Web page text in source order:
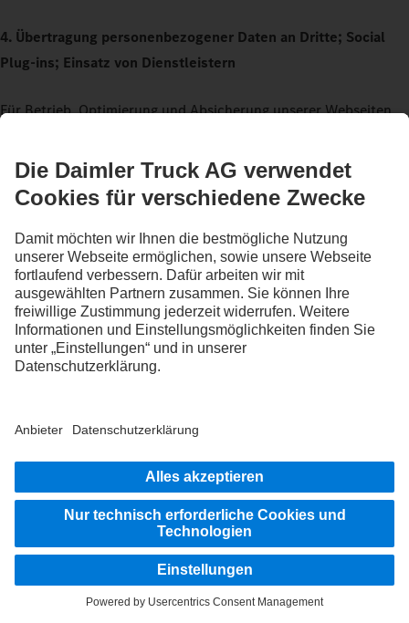
4. Übertragung personenbezogener Daten an Dritte; Social
Plug-ins; Einsatz von Dienstleistern
Für Betrieb, Optimierung und Absicherung unserer Webseiten
Dienstleister, Marketing-Agenturen) ein. Personenbezogene
Daten geben wir an diese nur weiter, soweit dies erforderlich ist
Funktionalitäten, zur Verfolgung berechtigter Interessen, zur
Erfüllung rechtlicher Verpflichtungen oder soweit Sie darin
eingewilligt haben. Nähere Angaben zu den Empfängern finden
Sie in unseremConsent Management System.
5. Erhebung und Verarbeitung Ihrer personenbezogenen
a. Es besteht keine Verpflichtung während des Besuchs unserer
Webseite, Ihre personenbezogenen Daten zur Verfügung zu
stellen. Allerdings besteht die Möglichkeit, dass bestimmte
Inhalte unserer Webseite von der Überlassung
personenbezogener Daten abhängen. Falls Sie in diesen Fällen
personenbezogene Daten nicht zur Verfügung stellen wollen,
kann dies dazu führen, dass Inhalte nicht oder nur
eingeschränkt dargestellt werden.